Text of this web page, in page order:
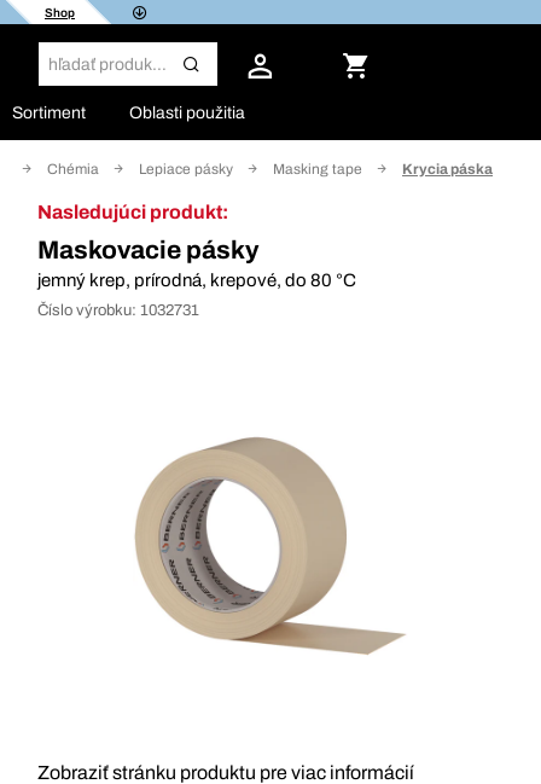
Shop
Sortiment Oblasti použitia
Chémia Lepiace pásky Masking tape Krycia páska
Nasledujúci produkt:
Maskovacie pásky
jemný krep, prírodná, krepové, do 80 °C
Číslo výrobku: 1032731
Zobraziť stránku produktu pre viac informácií